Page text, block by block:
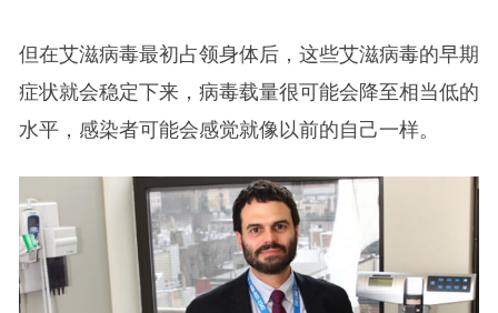
但在艾滋病毒最初占领身体后，这些艾滋病毒的早期
症状就会稳定下来，病毒载量很可能会降至相当低的
水平，感染者可能会感觉就像以前的自己一样。